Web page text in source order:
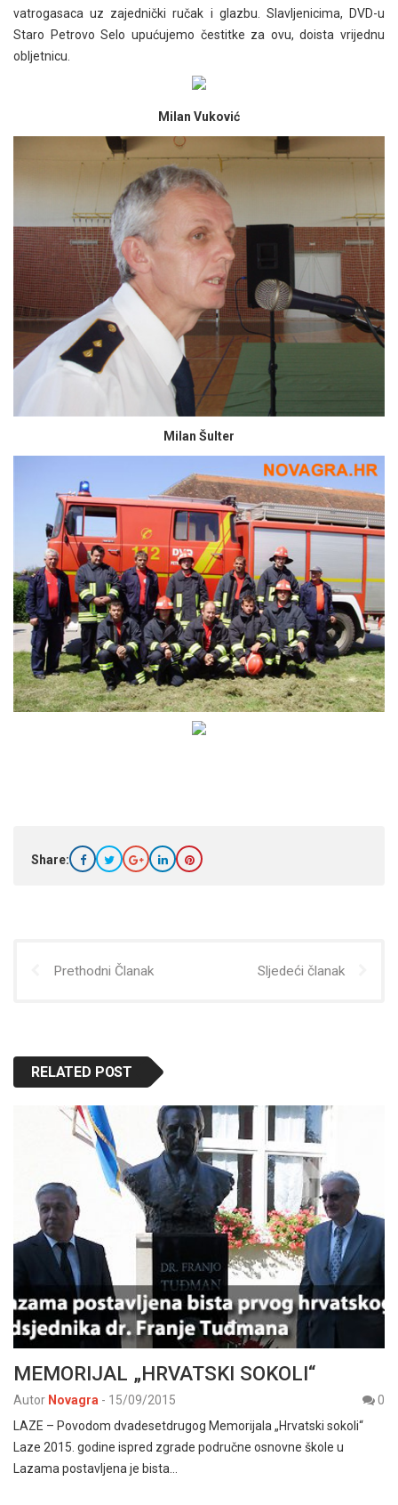
vatrogasaca uz zajednički ručak i glazbu. Slavljenicima, DVD-u
Staro Petrovo Selo upućujemo čestitke za ovu, doista vrijednu
obljetnicu.
Milan Vuković
Milan Šulter
Share:
Prethodni Članak Sljedeći članak
RELATED POST
MEMORIJAL „HRVATSKI SOKOLI“
Autor Novagra - 15/09/2015
0
LAZE – Povodom dvadesetdrugog Memorijala „Hrvatski sokoli“
Laze 2015. godine ispred zgrade područne osnovne škole u
Lazama postavljena je bista…